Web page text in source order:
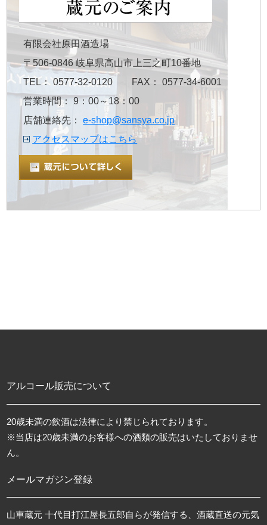
有限会社原田酒造場
〒506-0846 岐阜県高山市上三之町10番地
TEL： 0577-32-0120 FAX： 0577-34-6001
営業時間： 9：00～18：00
店舗連絡先：e-shop@sansya.co.jp
アクセスマップはこちら
アルコール販売について
20歳未満の飲酒は法律により禁じられております。
※当店は20歳未満のお客様への酒類の販売はいたしておりませ
ん。
メールマガジン登録
山車蔵元 十代目打江屋長五郎自らが発信する、酒蔵直送の元気